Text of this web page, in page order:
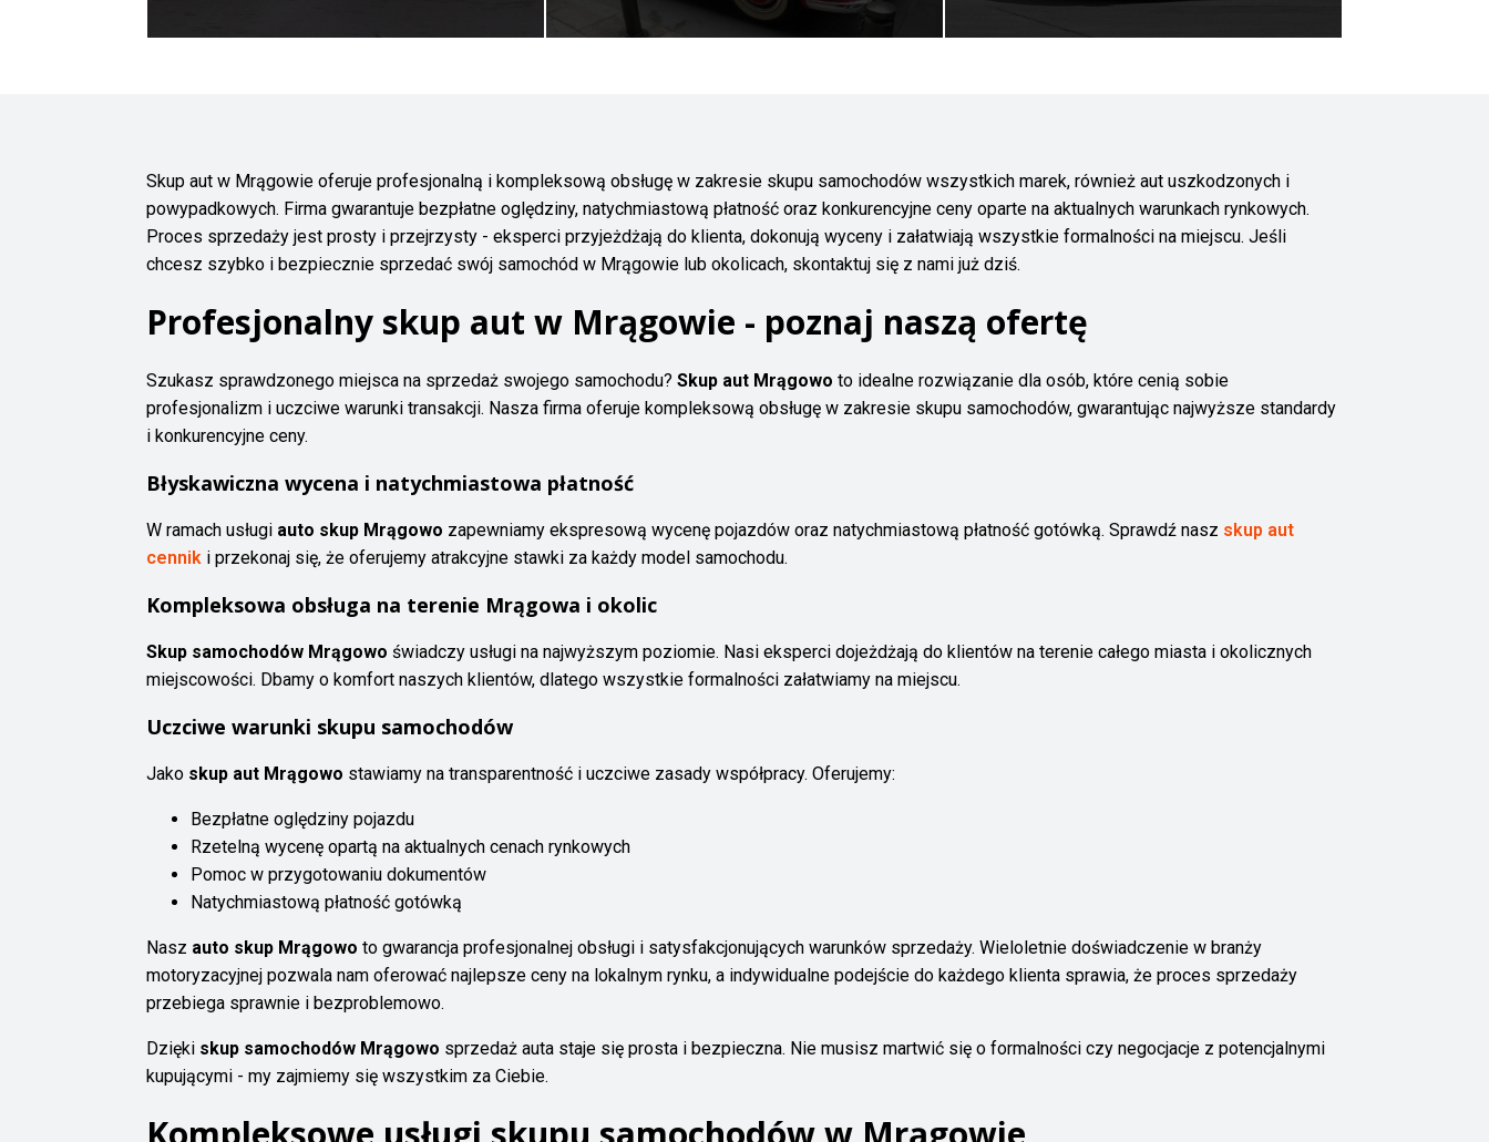
Skup aut w Mrągowie oferuje profesjonalną i kompleksową obsługę w zakresie skupu samochodów wszystkich marek, również aut uszkodzonych i
powypadkowych. Firma gwarantuje bezpłatne oględziny, natychmiastową płatność oraz konkurencyjne ceny oparte na aktualnych warunkach rynkowych.
Proces sprzedaży jest prosty i przejrzysty - eksperci przyjeżdżają do klienta, dokonują wyceny i załatwiają wszystkie formalności na miejscu. Jeśli
chcesz szybko i bezpiecznie sprzedać swój samochód w Mrągowie lub okolicach, skontaktuj się z nami już dziś.
Profesjonalny skup aut w Mrągowie - poznaj naszą ofertę
Szukasz sprawdzonego miejsca na sprzedaż swojego samochodu? Skup aut Mrągowo to idealne rozwiązanie dla osób, które cenią sobie
profesjonalizm i uczciwe warunki transakcji. Nasza firma oferuje kompleksową obsługę w zakresie skupu samochodów, gwarantując najwyższe standardy
i konkurencyjne ceny.
Błyskawiczna wycena i natychmiastowa płatność
W ramach usługi auto skup Mrągowo zapewniamy ekspresową wycenę pojazdów oraz natychmiastową płatność gotówką. Sprawdź nasz skup aut
cennik i przekonaj się, że oferujemy atrakcyjne stawki za każdy model samochodu.
Kompleksowa obsługa na terenie Mrągowa i okolic
Skup samochodów Mrągowo świadczy usługi na najwyższym poziomie. Nasi eksperci dojeżdżają do klientów na terenie całego miasta i okolicznych
miejscowości. Dbamy o komfort naszych klientów, dlatego wszystkie formalności załatwiamy na miejscu.
Uczciwe warunki skupu samochodów
Jako skup aut Mrągowo stawiamy na transparentność i uczciwe zasady współpracy. Oferujemy:
Bezpłatne oględziny pojazdu
Rzetelną wycenę opartą na aktualnych cenach rynkowych
Pomoc w przygotowaniu dokumentów
Natychmiastową płatność gotówką
Nasz auto skup Mrągowo to gwarancja profesjonalnej obsługi i satysfakcjonujących warunków sprzedaży. Wieloletnie doświadczenie w branży
motoryzacyjnej pozwala nam oferować najlepsze ceny na lokalnym rynku, a indywidualne podejście do każdego klienta sprawia, że proces sprzedaży
przebiega sprawnie i bezproblemowo.
Dzięki skup samochodów Mrągowo sprzedaż auta staje się prosta i bezpieczna. Nie musisz martwić się o formalności czy negocjacje z potencjalnymi
kupującymi - my zajmiemy się wszystkim za Ciebie.